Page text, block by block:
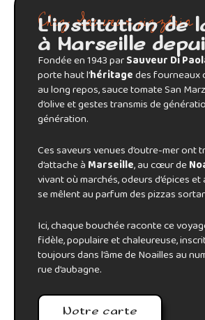
Chez Sauveur pizzéria
L'institution de
à Marseille
Fondée en 1943 parSauveur Di
porte haut l’héritagedes fourneaux
au long repos, sauce tomate San
d’olive et gestes transmis de
génération.
Ces saveurs venues d’outre-mer ont
d’attache à Marseille, au cœur de
vivant où marchés, odeurs d’épices
se mêlent au parfum des pizzas
Ici, chaque bouchée raconte ce
fidèle, populaire et chaleureuse,
toujours dans l’âme de Noailles au
rue d’aubagne.
Notre carte